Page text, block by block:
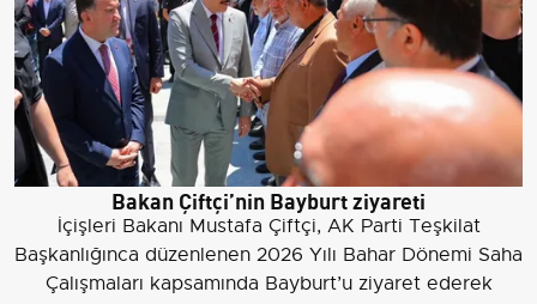
Bakan Çiftçi’nin Bayburt ziyareti
İçişleri Bakanı Mustafa Çiftçi, AK Parti Teşkilat
Başkanlığınca düzenlenen 2026 Yılı Bahar Dönemi Saha
Çalışmaları kapsamında Bayburt’u ziyaret ederek